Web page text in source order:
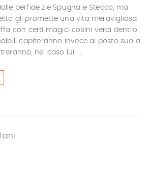
perfide zie Spugna e Stecco, ma
gli promette una vita meravigliosa
con certi magici cosini verdi dentro.
capiteranno invece al posto suo a
nel caso lui ...